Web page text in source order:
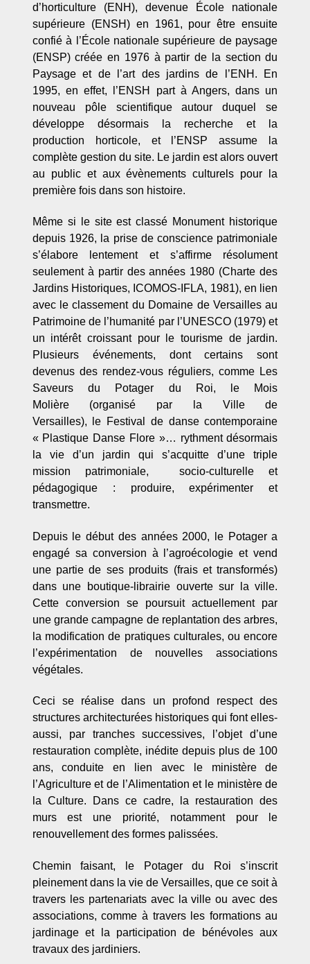
d’horticulture (ENH), devenue École nationale
supérieure (ENSH) en 1961, pour être ensuite
confié à l’École nationale supérieure de paysage
(ENSP) créée en 1976 à partir de la section du
Paysage et de l’art des jardins de l’ENH. En
1995, en effet, l’ENSH part à Angers, dans un
nouveau pôle scientifique autour duquel se
développe désormais la recherche et la
production horticole, et l’ENSP assume la
complète gestion du site. Le jardin est alors ouvert
au public et aux évènements culturels pour la
première fois dans son histoire.
Même si le site est classé Monument historique
depuis 1926, la prise de conscience patrimoniale
s’élabore lentement et s’affirme résolument
seulement à partir des années 1980 (Charte des
Jardins Historiques, ICOMOS-IFLA, 1981), en lien
avec le classement du Domaine de Versailles au
Patrimoine de l’humanité par l’UNESCO (1979) et
un intérêt croissant pour le tourisme de jardin.
Plusieurs événements, dont certains sont
devenus des rendez-vous réguliers, comme Les
Saveurs du Potager du Roi, le Mois
Molière (organisé par la Ville de
Versailles), le Festival de danse contemporaine
« Plastique Danse Flore »… rythment désormais
la vie d’un jardin qui s’acquitte d’une triple
mission patrimoniale, socio-culturelle et
pédagogique : produire, expérimenter et
transmettre.
Depuis le début des années 2000, le Potager a
engagé sa conversion à l’agroécologie et vend
une partie de ses produits (frais et transformés)
dans une boutique-librairie ouverte sur la ville.
Cette conversion se poursuit actuellement par
une grande campagne de replantation des arbres,
la modification de pratiques culturales, ou encore
l’expérimentation de nouvelles associations
végétales.
Ceci se réalise dans un profond respect des
structures architecturées historiques qui font elles-
aussi, par tranches successives, l’objet d’une
restauration complète, inédite depuis plus de 100
ans, conduite en lien avec le ministère de
l’Agriculture et de l’Alimentation et le ministère de
la Culture. Dans ce cadre, la restauration des
murs est une priorité, notamment pour le
renouvellement des formes palissées.
Chemin faisant, le Potager du Roi s’inscrit
pleinement dans la vie de Versailles, que ce soit à
travers les partenariats avec la ville ou avec des
associations, comme à travers les formations au
jardinage et la participation de bénévoles aux
travaux des jardiniers.